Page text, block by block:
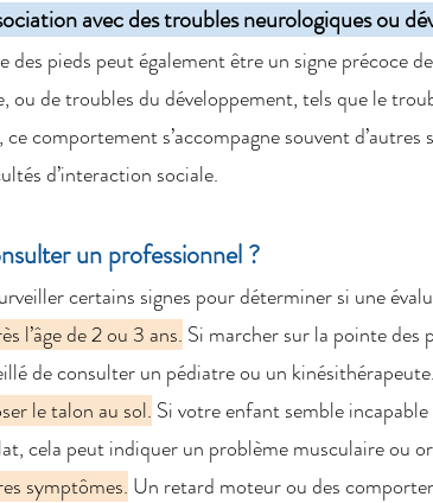
avec des troubles neurologiques ou
des pieds peut également être un signe précoce
ou de troubles du développement, tels que le
comportement s’accompagne souvent
d’interaction sociale.
un professionnel ?
certains signes pour déterminer si une
l’âge de 2 ou 3 ans. Si marcher sur la pointe des
de consulter un pédiatre ou un kinésithérapeute.
le talon au sol. Si votre enfant semble
cela peut indiquer un problème musculaire ou
symptômes. Un retard moteur ou des